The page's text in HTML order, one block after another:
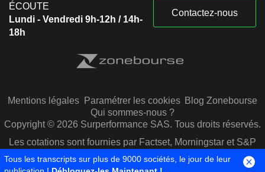
ÉCOUTE
Lundi - Vendredi 9h-12h / 14h-
18h
Contactez-nous
Mentions légales Paramétrer les cookies Blog Zonebourse
Qui sommes-nous ?
Copyright © 2026 Surperformance SAS. Tous droits réservés.
Les cotations sont fournies par Factset, Morningstar et S&P
Capital IQ
Tous les transcripts sur plus de 9000 sociétés, le jour de leur